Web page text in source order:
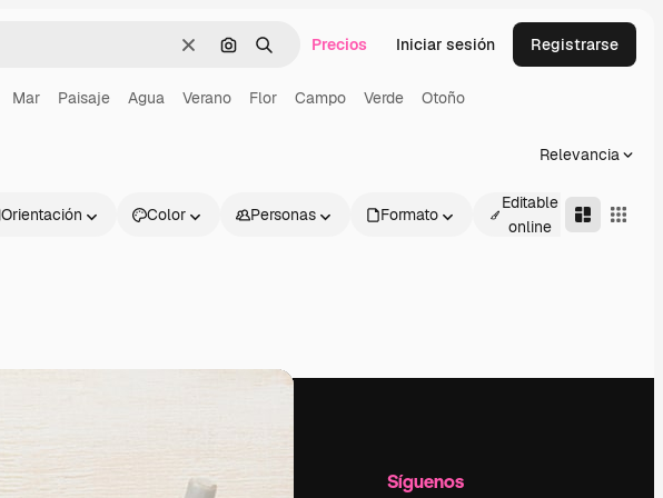
BorrarBuscar por imagen
BuscarPrecios Iniciar sesión Registrarse
Mar Paisaje Agua Verano Flor Campo Verde Otoño
Relevancia
Orientación Color Personas Formato
Editable
online
Información útil Empresa Síguenos